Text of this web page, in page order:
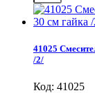
41025
/2/
Код: 41025